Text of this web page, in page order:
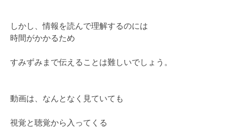
起
こ
す
リ
選
は
しかし、情報を読んで理解するのには
時間がかかるため
すみずみまで伝えることは難しいでしょう。
動画は、なんとなく見ていても
視覚と聴覚から入ってくる